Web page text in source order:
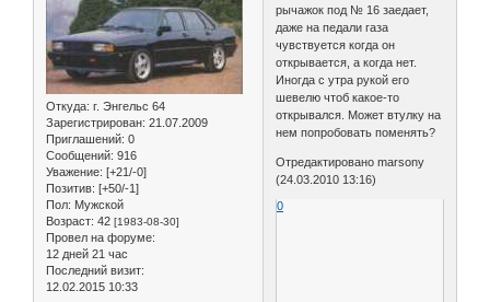
Откуда: г. Энгельс 64
Зарегистрирован: 21.07.2009
Приглашений: 0
Сообщений: 916
Уважение: [+21/-0]
Позитив: [+50/-1]
Пол: Мужской
Возраст: 42 [1983-08-30]
Провел на форуме:
12 дней 21 час
Последний визит:
12.02.2015 10:33
рычажок под № 16 заедает,
даже на педали газа
чувствуется когда он
открывается, а когда нет.
Иногда с утра рукой его
шевелю чтоб какое-то
открывался. Может втулку на
нем попробовать поменять?
Отредактировано marsony
(24.03.2010 13:16)
0